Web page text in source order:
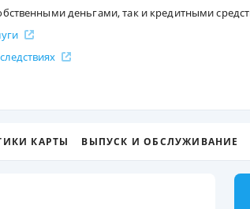
деньгами, так и кредитными
КАРТЫ ВЫПУСК И ОБСЛУЖИВАНИЕ